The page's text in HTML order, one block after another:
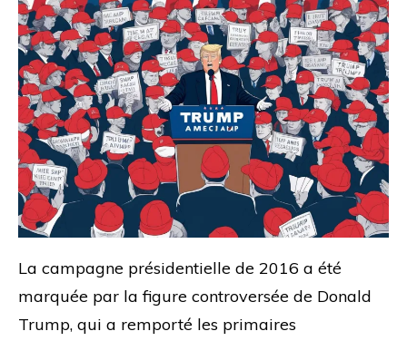
La campagne présidentielle de 2016 a été
marquée par la figure controversée de Donald
Trump, qui a remporté les primaires